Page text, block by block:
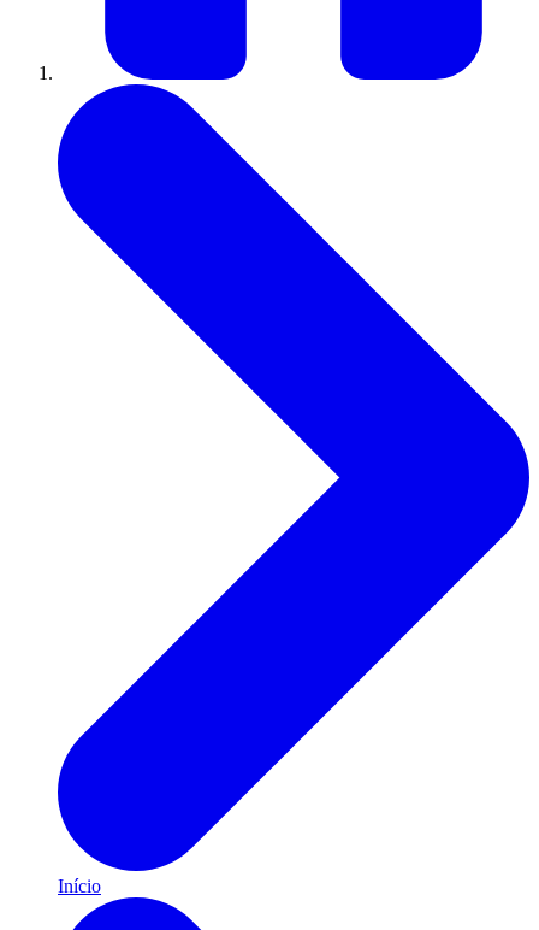
Início